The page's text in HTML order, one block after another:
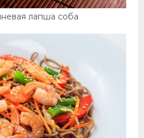
лапша соба